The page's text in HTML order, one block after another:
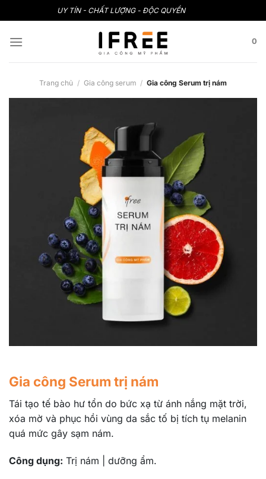
qua
nội
UY TÍN - CHẤT LƯỢNG - ĐỘC QUYỀN
0
Trang chủ / Gia công serum / Gia công Serum trị nám
Gia công Serum trị nám
Tái tạo tế bào hư tổn do bức xạ từ ánh nắng mặt trời,
xóa mờ và phục hồi vùng da sắc tố bị tích tụ melanin
quá mức gây sạm nám.
Công dụng: Trị nám | dưỡng ẩm.